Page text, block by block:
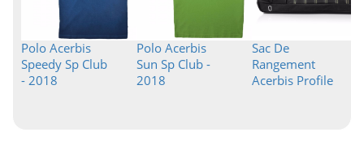
Polo Acerbis
Speedy Sp Club
- 2018
Polo Acerbis
Sun Sp Club -
2018
Sac De
Rangement
Acerbis Profile